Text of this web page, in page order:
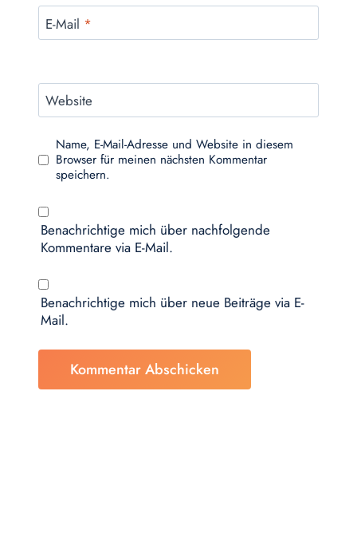
E-Mail *
Website
Name, E-Mail-Adresse und Website in diesem
Browser für meinen nächsten Kommentar
speichern.
Benachrichtige mich über nachfolgende
Kommentare via E-Mail.
Benachrichtige mich über neue Beiträge via E-
Mail.